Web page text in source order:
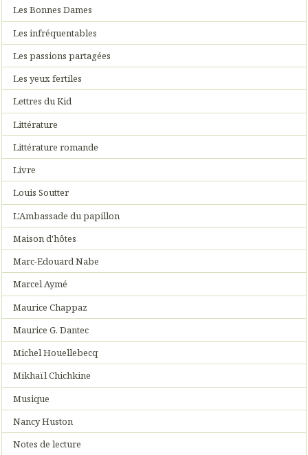
Les Bonnes Dames
Les infréquentables
Les passions partagées
Les yeux fertiles
Lettres du Kid
Littérature
Littérature romande
Livre
Louis Soutter
L'Ambassade du papillon
Maison d'hôtes
Marc-Edouard Nabe
Marcel Aymé
Maurice Chappaz
Maurice G. Dantec
Michel Houellebecq
Mikhaïl Chichkine
Musique
Nancy Huston
Notes de lecture